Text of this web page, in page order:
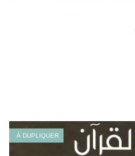
À DUPLIQUER